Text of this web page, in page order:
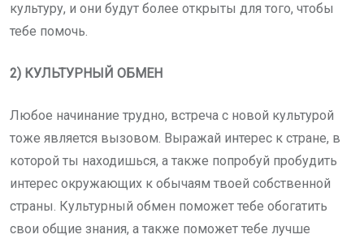
культуру, и они будут более открыты для того, чтобы
тебе помочь.
2) КУЛЬТУРНЫЙ ОБМЕН
Любое начинание трудно, встреча с новой культурой
тоже является вызовом. Выражай интерес к стране, в
которой ты находишься, а также попробуй пробудить
интерес окружающих к обычаям твоей собственной
страны. Культурный обмен поможет тебе обогатить
свои общие знания, а также поможет тебе лучше